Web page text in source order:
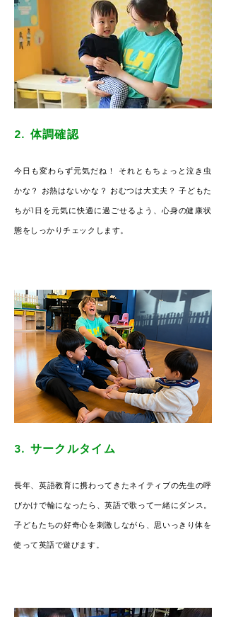
2. 体調確認
今日も変わらず元気だね！ それともちょっと泣き虫
かな？ お熱はないかな？ おむつは大丈夫？ 子どもた
ちが1日を元気に快適に過ごせるよう、心身の健康状
態をしっかりチェックします。
3. サークルタイム
長年、英語教育に携わってきたネイティブの先生の呼
びかけで輪になったら、英語で歌って一緒にダンス。
子どもたちの好奇心を刺激しながら、思いっきり体を
使って英語で遊びます。